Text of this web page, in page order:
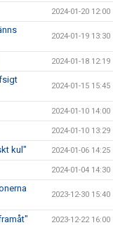
2024-01-20 12:00
2024-01-19 13:30
2024-01-18 12:19
2024-01-15 15:45
2024-01-10 14:00
2024-01-10 13:29
kul" 2024-01-06 14:25
2024-01-04 14:30
2023-12-30 15:40
2023-12-22 16:00